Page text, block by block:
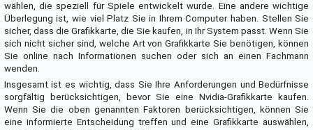
wählen, die speziell für Spiele entwickelt wurde. Eine andere wichtige
Überlegung ist, wie viel Platz Sie in Ihrem Computer haben. Stellen Sie
sicher, dass die Grafikkarte, die Sie kaufen, in Ihr System passt. Wenn Sie
sich nicht sicher sind, welche Art von Grafikkarte Sie benötigen, können
Sie online nach Informationen suchen oder sich an einen Fachmann
wenden.
Insgesamt ist es wichtig, dass Sie Ihre Anforderungen und Bedürfnisse
sorgfältig berücksichtigen, bevor Sie eine Nvidia-Grafikkarte kaufen.
Wenn Sie die oben genannten Faktoren berücksichtigen, können Sie
eine informierte Entscheidung treffen und eine Grafikkarte auswählen,